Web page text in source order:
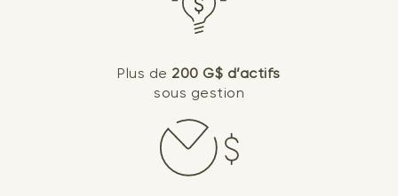
Plus de 200 G$ d’actifs
sous gestion